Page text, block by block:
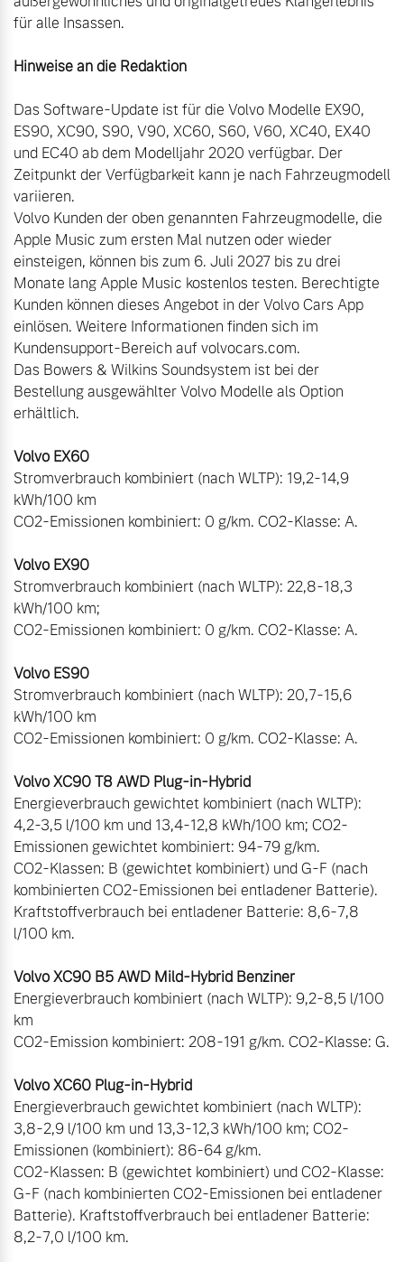
für alle Insassen.
Das Software-Update ist für die Volvo Modelle EX90,
ES90, XC90, S90, V90, XC60, S60, V60, XC40, EX40
und EC40 ab dem Modelljahr 2020 verfügbar. Der
Zeitpunkt der Verfügbarkeit kann je nach Fahrzeugmodell
variieren.
Volvo Kunden der oben genannten Fahrzeugmodelle, die
Apple Music zum ersten Mal nutzen oder wieder
einsteigen, können bis zum 6. Juli 2027 bis zu drei
Monate lang Apple Music kostenlos testen. Berechtigte
Kunden können dieses Angebot in der Volvo Cars App
einlösen. Weitere Informationen finden sich im
Kundensupport-Bereich auf volvocars.com.
Das Bowers & Wilkins Soundsystem ist bei der
Bestellung ausgewählter Volvo Modelle als Option
erhältlich.
Stromverbrauch kombiniert (nach WLTP): 19,2-14,9
kWh/100 km
CO2-Emissionen kombiniert: 0 g/km. CO2-Klasse: A.
Stromverbrauch kombiniert (nach WLTP): 22,8-18,3
kWh/100 km;
CO2-Emissionen kombiniert: 0 g/km. CO2-Klasse: A.
Stromverbrauch kombiniert (nach WLTP): 20,7-15,6
kWh/100 km
CO2-Emissionen kombiniert: 0 g/km. CO2-Klasse: A.
Energieverbrauch gewichtet kombiniert (nach WLTP):
4,2-3,5 l/100 km und 13,4-12,8 kWh/100 km; CO2-
Emissionen gewichtet kombiniert: 94-79 g/km.
CO2-Klassen: B (gewichtet kombiniert) und G-F (nach
kombinierten CO2-Emissionen bei entladener Batterie).
Kraftstoffverbrauch bei entladener Batterie: 8,6-7,8
l/100 km.
Energieverbrauch kombiniert (nach WLTP): 9,2-8,5 l/100
km
CO2-Emission kombiniert: 208-191 g/km. CO2-Klasse: G.
Energieverbrauch gewichtet kombiniert (nach WLTP):
3,8-2,9 l/100 km und 13,3-12,3 kWh/100 km; CO2-
Emissionen (kombiniert): 86-64 g/km.
CO2-Klassen: B (gewichtet kombiniert) und CO2-Klasse:
G-F (nach kombinierten CO2-Emissionen bei entladener
Batterie). Kraftstoffverbrauch bei entladener Batterie:
8,2-7,0 l/100 km.